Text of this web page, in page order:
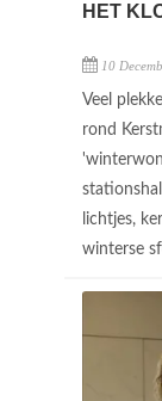
HET
10
Veel
rond
lichtjes,
winterse